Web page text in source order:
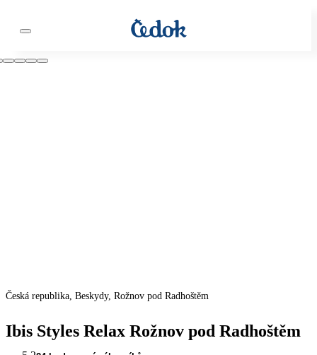
Česká republika, Beskydy, Rožnov pod Radhoštěm
Ibis Styles Relax Rožnov pod Radhoštěm